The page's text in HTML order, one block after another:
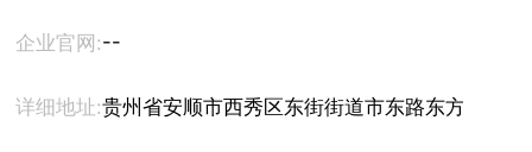
企业官网:--
详细地址:贵州省安顺市西秀区东街街道市东路东方商城二